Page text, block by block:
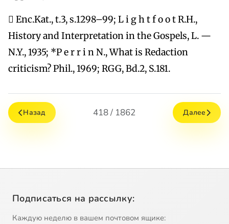
 Enc.Kat., t.3, s.1298–99; L i g h t f o o t R.H.,
History and Interpretation in the Gospels, L. —
N.Y., 1935; *P e r r i n N., What is Redaction
criticism? Phil., 1969; RGG, Bd.2, S.181.
Назад 418 / 1862 Далее
Подписаться на рассылку:
Каждую неделю в вашем почтовом ящике: